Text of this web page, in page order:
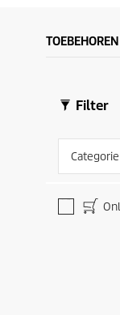
TOEBEHOREN
Filter
Categorie